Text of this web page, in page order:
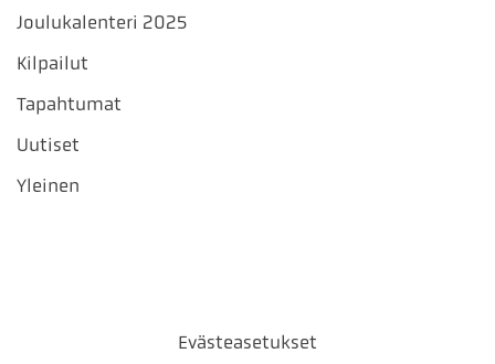
Joulukalenteri 2025
Kilpailut
Tapahtumat
Uutiset
Yleinen
Evästeasetukset